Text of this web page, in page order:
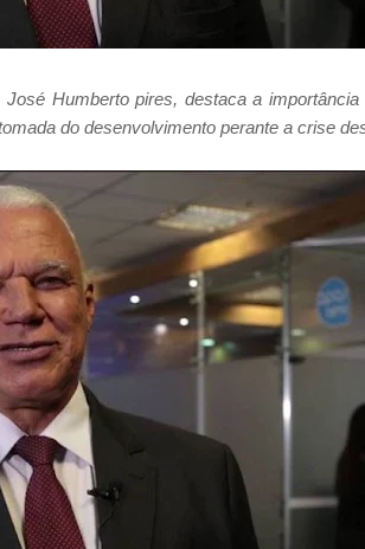
Humberto pires, destaca a
do desenvolvimento perante a crise